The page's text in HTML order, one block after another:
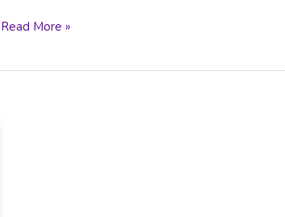
Designing Your Circular
Read More »